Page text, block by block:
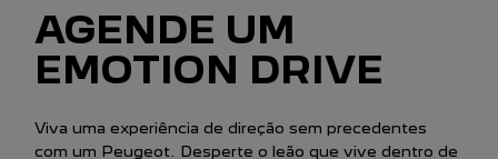
AGENDE UM
EMOTION DRIVE
Viva uma experiência de direção sem precedentes
com um Peugeot. Desperte o leão que vive dentro de